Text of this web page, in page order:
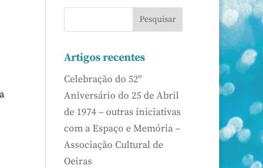
Artigos recentes
Celebração do 52º
Aniversário do 25 de Abril
de 1974 – outras iniciativas
com a Espaço e Memória –
Associação Cultural de
Oeiras